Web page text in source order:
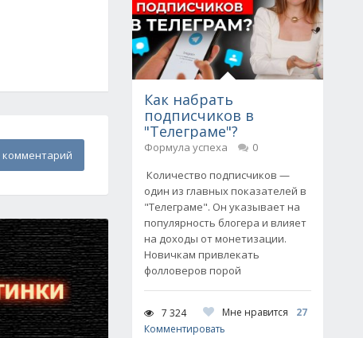
Как набрать
подписчиков в
"Телеграме"?
Формула успеха
0
Количество подписчиков —
один из главных показателей в
"Телеграме". Он указывает на
популярность блогера и влияет
на доходы от монетизации.
Новичкам привлекать
фолловеров порой
7 324 Мне нравится
27
Комментировать